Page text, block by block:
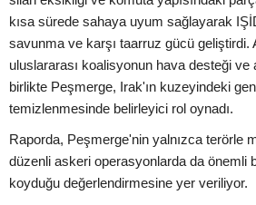
kısa sürede sahaya uyum sağlayarak
savunma ve karşı taarruz gücü geliştirdi.
uluslararası koalisyonun hava desteği ve
birlikte Peşmerge, Irak'ın kuzeyindeki
temizlenmesinde belirleyici rol oynadı.
Raporda, Peşmerge'nin yalnızca terörle
düzenli askeri operasyonlarda da önemli
koyduğu değerlendirmesine yer veriliyor.